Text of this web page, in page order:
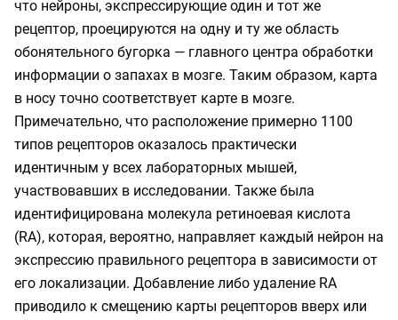
что нейроны, экспрессирующие один и тот же
рецептор, проецируются на одну и ту же область
обонятельного бугорка — главного центра обработки
информации о запахах в мозге. Таким образом, карта
в носу точно соответствует карте в мозге.
Примечательно, что расположение примерно 1100
типов рецепторов оказалось практически
идентичным у всех лабораторных мышей,
участвовавших в исследовании. Также была
идентифицирована молекула ретиноевая кислота
(RA), которая, вероятно, направляет каждый нейрон на
экспрессию правильного рецептора в зависимости от
его локализации. Добавление либо удаление RA
приводило к смещению карты рецепторов вверх или